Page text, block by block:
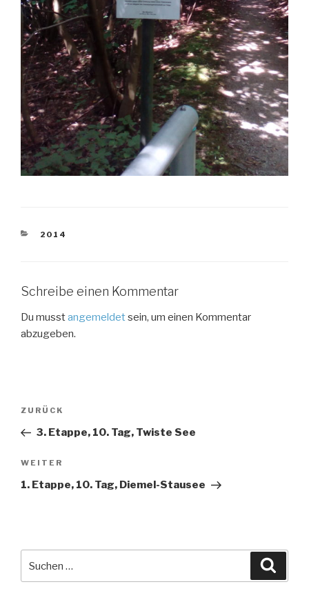
KATEGORIEN
2014
Schreibe einen Kommentar
Du musstangemeldetsein, um einen Kommentar
abzugeben.
Beitragsnavigation
Vorheriger
Beitrag
ZURÜCK
3. Etappe, 10. Tag, Twiste See
Nächster
Beitrag
WEITER
1. Etappe, 10. Tag, Diemel-Stausee